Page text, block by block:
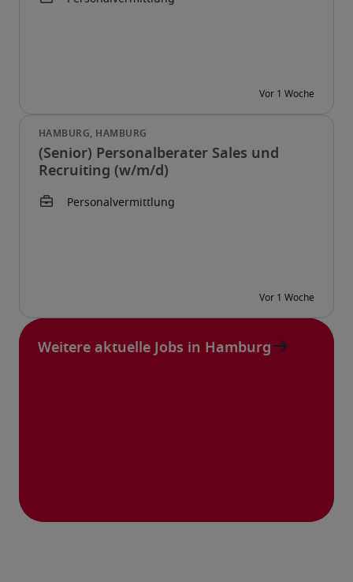
(Senior) Personalberater Sales und
Recruiting (w/m/d)
Weitere aktuelle Jobs in Hamburg